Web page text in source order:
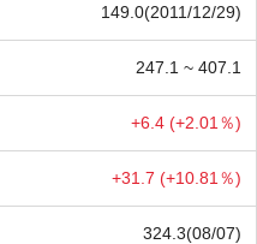
149.0(2011/12/29)
247.1 ~ 407.1
+6.4 (+2.01％)
+31.7 (+10.81％)
324.3(08/07)